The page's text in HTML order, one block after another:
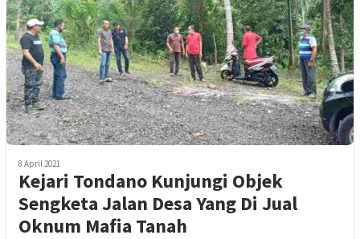
8 April 2021
Kejari Tondano Kunjungi Objek
Sengketa Jalan Desa Yang Di Jual
Oknum Mafia Tanah